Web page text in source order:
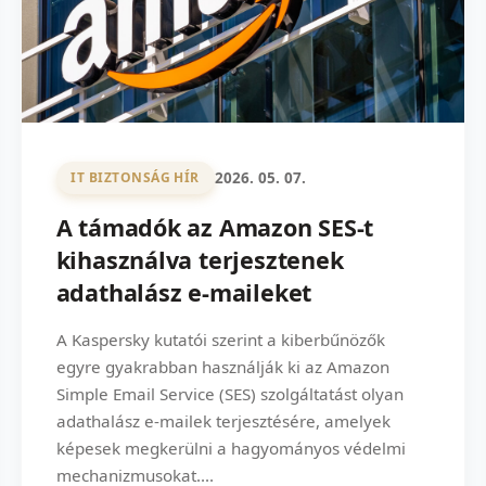
IT BIZTONSÁG HÍR 2026. 05. 07.
A támadók az Amazon SES-t
kihasználva terjesztenek
adathalász e-maileket
A Kaspersky kutatói szerint a kiberbűnözők
egyre gyakrabban használják ki az Amazon
Simple Email Service (SES) szolgáltatást olyan
adathalász e-mailek terjesztésére, amelyek
képesek megkerülni a hagyományos védelmi
mechanizmusokat....